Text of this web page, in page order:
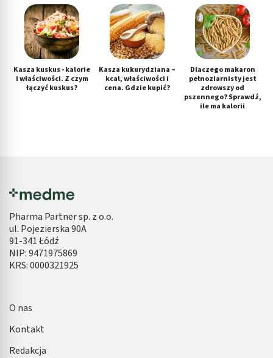
Kasza kuskus - kalorie
i właściwości. Z czym
łączyć kuskus?
Kasza kukurydziana –
kcal, właściwości i
cena. Gdzie kupić?
Dlaczego makaron
pełnoziarnisty jest
zdrowszy od
pszennego? Sprawdź,
ile ma kalorii
Pharma Partner sp. z o.o.
ul. Pojezierska 90A
91-341 Łódź
NIP: 9471975869
KRS: 0000321925
O nas
Kontakt
Redakcja